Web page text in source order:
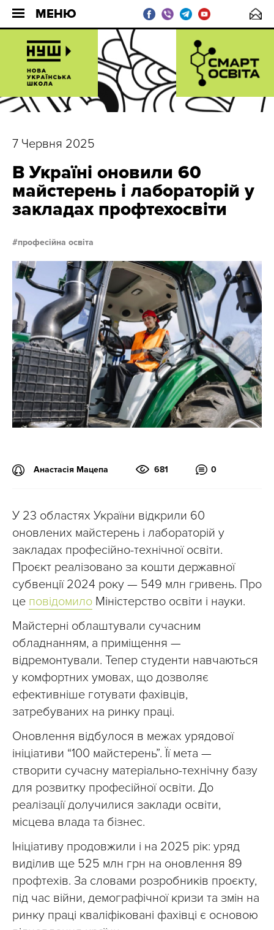
МЕНЮ
7 Червня 2025
В Україні оновили 60
майстерень і лабораторій у
закладах профтехосвіти
професійна освіта
Анастасія Мацепа 681 0
У 23 областях України відкрили 60
оновлених майстерень і лабораторій у
закладах професійно-технічної освіти.
Проєкт реалізовано за кошти державної
субвенції 2024 року — 549 млн гривень. Про
це повідомило Міністерство освіти і науки.
Майстерні облаштували сучасним
обладнанням, а приміщення —
відремонтували. Тепер студенти навчаються
у комфортних умовах, що дозволяє
ефективніше готувати фахівців,
затребуваних на ринку праці.
Оновлення відбулося в межах урядової
ініціативи “100 майстерень”. Її мета —
створити сучасну матеріально-технічну базу
для розвитку професійної освіти. До
реалізації долучилися заклади освіти,
місцева влада та бізнес.
Ініціативу продовжили і на 2025 рік: уряд
виділив ще 525 млн грн на оновлення 89
профтехів. За словами розробників проєкту,
під час війни, демографічної кризи та змін на
ринку праці кваліфіковані фахівці є основою